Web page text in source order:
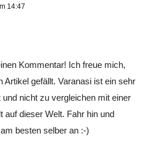
14:47
Kommentar! Ich freue mich,
Artikel gefällt. Varanasi ist ein sehr
nicht zu vergleichen mit einer
auf dieser Welt. Fahr hin und
besten selber an :-)